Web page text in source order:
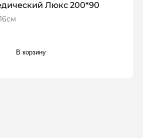
Люкс 200*90
В корзину